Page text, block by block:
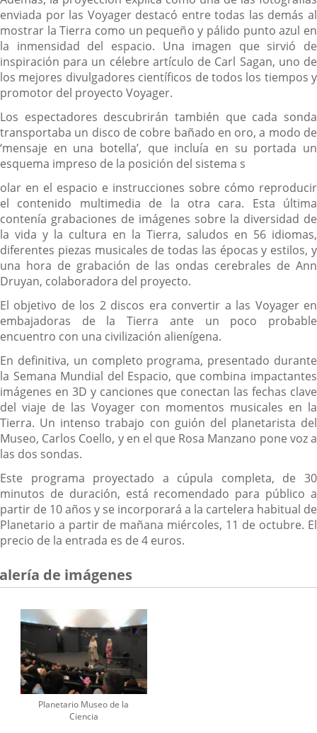
enviada por las Voyager destacó entre todas las demás al
mostrar la Tierra como un pequeño y pálido punto azul en
la inmensidad del espacio. Una imagen que sirvió de
inspiración para un célebre artículo de Carl Sagan, uno de
los mejores divulgadores científicos de todos los tiempos y
promotor del proyecto Voyager.
Los espectadores descubrirán también que cada sonda
transportaba un disco de cobre bañado en oro, a modo de
‘mensaje en una botella’, que incluía en su portada un
esquema impreso de la posición del sistema s
olar en el espacio e instrucciones sobre cómo reproducir
el contenido multimedia de la otra cara. Esta última
contenía grabaciones de imágenes sobre la diversidad de
la vida y la cultura en la Tierra, saludos en 56 idiomas,
diferentes piezas musicales de todas las épocas y estilos, y
una hora de grabación de las ondas cerebrales de Ann
Druyan, colaboradora del proyecto.
El objetivo de los 2 discos era convertir a las Voyager en
embajadoras de la Tierra ante un poco probable
encuentro con una civilización alienígena.
En definitiva, un completo programa, presentado durante
la Semana Mundial del Espacio, que combina impactantes
imágenes en 3D y canciones que conectan las fechas clave
del viaje de las Voyager con momentos musicales en la
Tierra. Un intenso trabajo con guión del planetarista del
Museo, Carlos Coello, y en el que Rosa Manzano pone voz a
las dos sondas.
Este programa proyectado a cúpula completa, de 30
minutos de duración, está recomendado para público a
partir de 10 años y se incorporará a la cartelera habitual de
Planetario a partir de mañana miércoles, 11 de octubre. El
precio de la entrada es de 4 euros.
de imágenes
Planetario Museo de la
Ciencia